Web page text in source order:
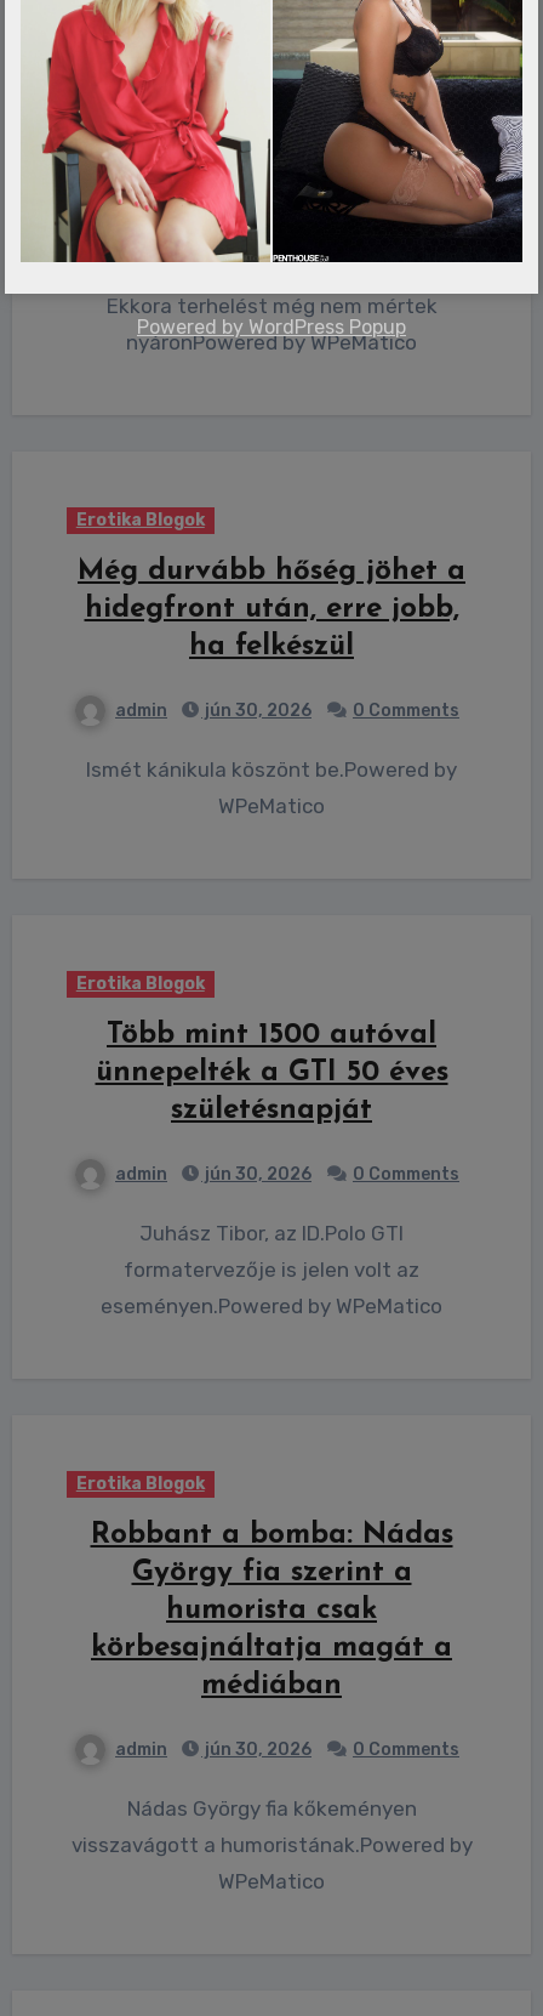
Erotika Blogok
Megdőlt az áramfogyasztási
rekord Magyarországon
admin jún 30, 2026
Ekkora terhelést még nem mértek
nyáronPowered by WPeMatico
Erotika Blogok
Még durvább hőség jöhet a
hidegfront után, erre jobb,
ha felkészül
admin jún 30, 2026 0 Comments
Ismét kánikula köszönt be.Powered by
WPeMatico
Erotika Blogok
Több mint 1500 autóval
ünnepelték a GTI 50 éves
születésnapját
admin jún 30, 2026 0 Comments
Juhász Tibor, az ID.Polo GTI
formatervezője is jelen volt az
eseményen.Powered by WPeMatico
Erotika Blogok
Robbant a bomba: Nádas
György fia szerint a
humorista csak
körbesajnáltatja magát a
médiában
admin jún 30, 2026 0 Comments
Nádas György fia kőkeményen
visszavágott a humoristának.Powered by
WPeMatico
Powered by WordPress Popup